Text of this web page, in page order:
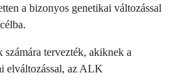
a bizonyos genetikai változással
tervezték, akiknek a
elváltozással, az ALK